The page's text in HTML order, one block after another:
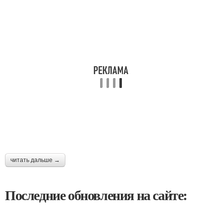
читать дальше →
Последние обновления на сайте: